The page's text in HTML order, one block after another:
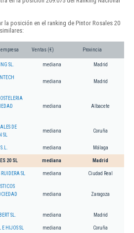
la posición en el ranking de Pintor Rosales 20
empresa Ventas (€) Provincia
SL. mediana Madrid
mediana Madrid
mediana Albacete
DE
mediana Coruña
mediana Málaga
20 SL mediana Madrid
SL mediana Ciudad Real
mediana Zaragoza
SL. mediana Madrid
HIJOS SL mediana Coruña